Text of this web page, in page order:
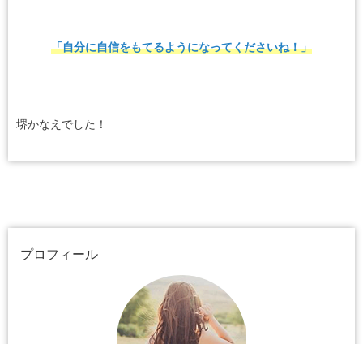
「自分に自信をもてるようになってくださいね！」
堺かなえでした！
プロフィール